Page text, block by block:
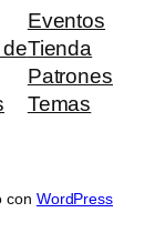
Eventos
Tienda
Patrones
Temas
con WordPress